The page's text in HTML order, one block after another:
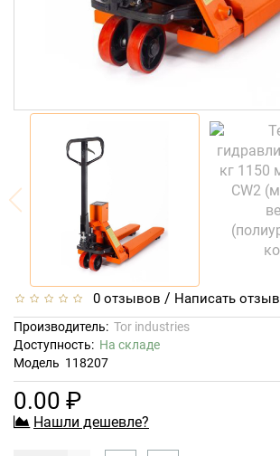
0 отзывов / Написать отзыв
Производитель: Tor industries
Доступность: На складе
Модель 118207
0.00 ₽
Нашли дешевле?